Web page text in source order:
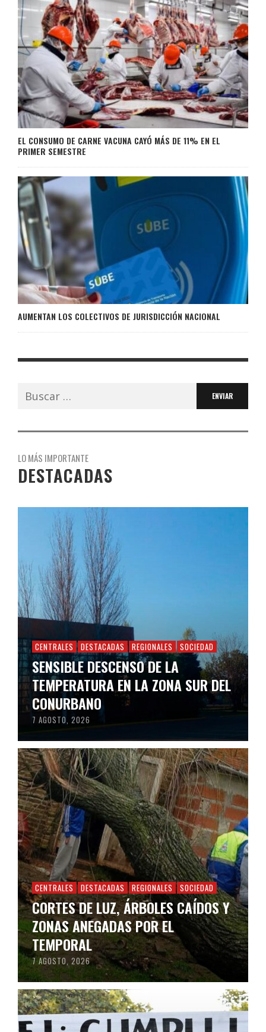
EL CONSUMO DE CARNE VACUNA CAYÓ MÁS DE 11% EN EL
PRIMER SEMESTRE
AUMENTAN LOS COLECTIVOS DE JURISDICCIÓN NACIONAL
Buscar:
LO MÁS IMPORTANTE
DESTACADAS
CENTRALES DESTACADAS REGIONALES SOCIEDAD
SENSIBLE DESCENSO DE LA
TEMPERATURA EN LA ZONA SUR DEL
CONURBANO
7 AGOSTO, 2026
CENTRALES DESTACADAS REGIONALES SOCIEDAD
CORTES DE LUZ, ÁRBOLES CAÍDOS Y
ZONAS ANEGADAS POR EL
TEMPORAL
7 AGOSTO, 2026